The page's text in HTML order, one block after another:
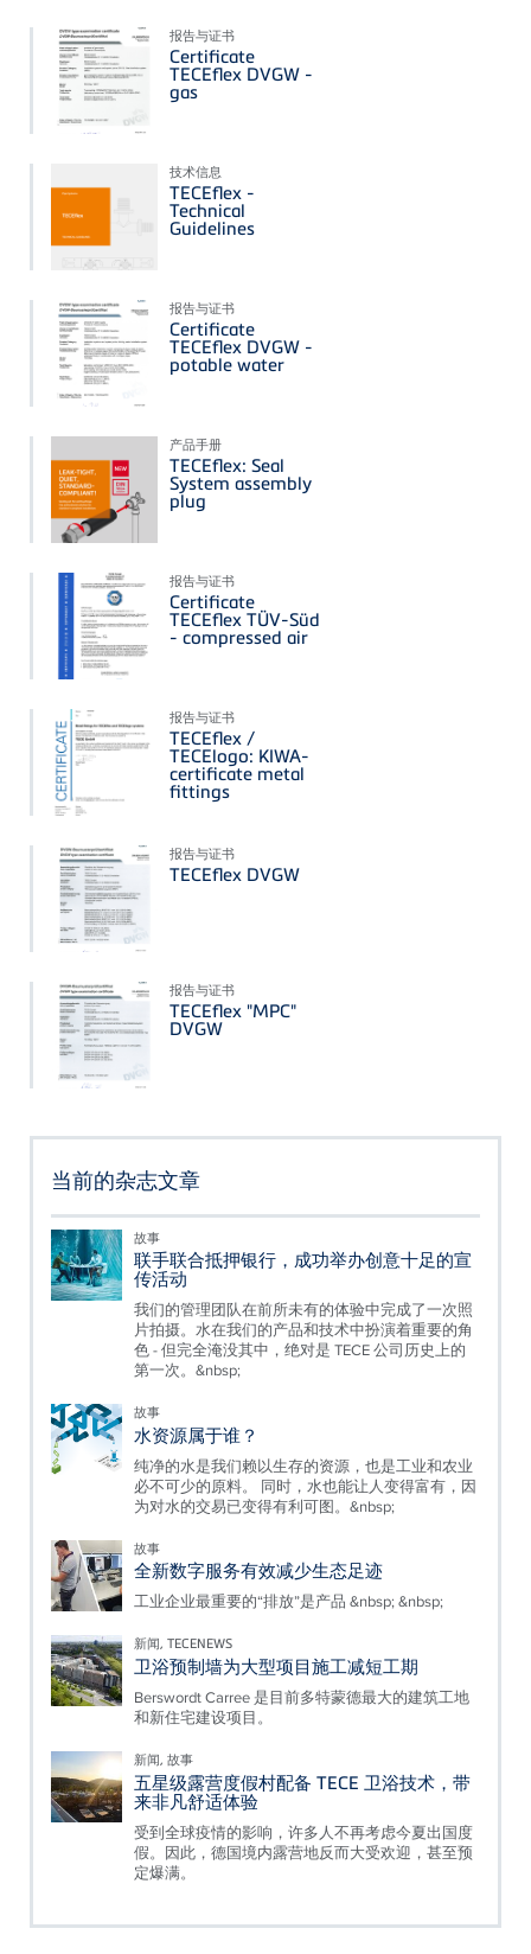
报告与证书
Certificate
TECEflex DVGW -
gas
技术信息
TECEflex -
Technical
Guidelines
报告与证书
Certificate
TECEflex DVGW -
potable water
产品手册
TECEflex: Seal
System assembly
plug
报告与证书
Certificate
TECEflex TÜV-Süd
- compressed air
报告与证书
TECEflex /
TECElogo: KIWA-
certificate metal
fittings
报告与证书
TECEflex DVGW
报告与证书
TECEflex "MPC"
DVGW
当前的杂志文章
故事
联手联合抵押银行，成功举办创意十足的宣
传活动
我们的管理团队在前所未有的体验中完成了一次照
片拍摄。水在我们的产品和技术中扮演着重要的角
色 - 但完全淹没其中，绝对是 TECE 公司历史上的
第一次。&nbsp;
故事
水资源属于谁？
纯净的水是我们赖以生存的资源，也是工业和农业
必不可少的原料。 同时，水也能让人变得富有，因
为对水的交易已变得有利可图。&nbsp;
故事
全新数字服务有效减少生态足迹
工业企业最重要的“排放”是产品 &nbsp; &nbsp;
新闻, TECENEWS
卫浴预制墙为大型项目施工减短工期
Berswordt Carree 是目前多特蒙德最大的建筑工地
和新住宅建设项目。
新闻, 故事
五星级露营度假村配备 TECE 卫浴技术，带
来非凡舒适体验
受到全球疫情的影响，许多人不再考虑今夏出国度
假。因此，德国境内露营地反而大受欢迎，甚至预
定爆满。